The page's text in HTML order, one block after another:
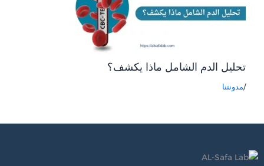
تحليل الدم الشامل ماذا يكشف؟
/مدونتنا